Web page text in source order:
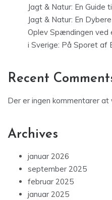
Jagt & Natur: En Guide
Jagt & Natur: En
Oplev Spændingen ved
i Sverige: På Sporet af
Recent
Der er ingen kommentarer at
Archives
januar 2026
september 2025
februar 2025
januar 2025